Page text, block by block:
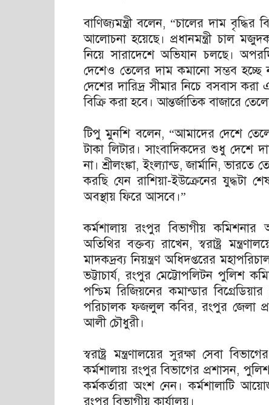
বাণিজ্যমন্ত্রী বলেন, “চালের দাম
আলোচনা হয়েছে। প্রধানমন্ত্রী চাল
নিয়ে সারাদেশে অভিযান চলছে।
দেশেও তেলের দাম কমানো সম্ভব হচ্ছে
দেশের দারিদ্র সীমার নিচে বসবাস
বিক্রি করা হবে। আন্তর্জাতিক বাজারে
টিপু মুনশি বলেন, “আমাদের দেশে
টাকা লিটার। সাংবাদিকদের শুধু
না। শ্রীলংঙ্কা, ইংল্যান্ড, জার্মানি,
করছি যেন রাশিয়া-ইউক্রেনের যুদ্ধটা
অবস্থায় ফিরে আসবে।”
কর্মশালায় রংপুর বিভাগীয়
অতিথির বক্তব্য রাখেন, স্বরাষ্ট্র
মাদকদ্রব্য নিয়ন্ত্রণ অধিদপ্তরের
ভট্টাচার্য, রংপুর মেট্টোপলিটন পুলিশ
পশ্চিম রিজিয়নের কমান্ডার
পরিচালক ফজলুল কবির, রংপুর জেলা
আলী চৌধুরী।
স্বরাষ্ট্র মন্ত্রণালয়ের সুরক্ষা সেবা
কর্মশালায় রংপুর বিভাগের প্রশাসন,
কর্মকর্তারা অংশ নেন। কর্মশালাটি
রংপুর বিভাগীয় কার্যালয়।